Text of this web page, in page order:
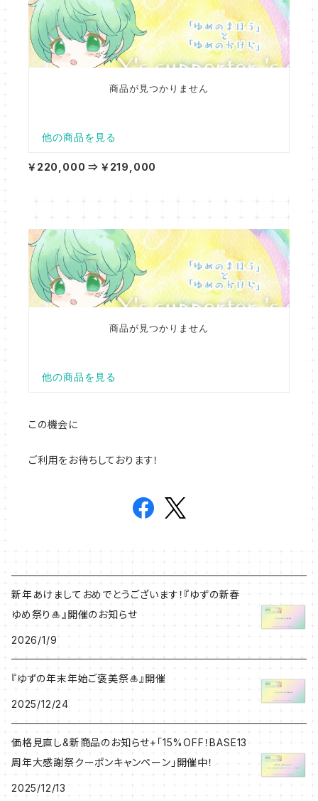
￥220,000 ⇒ ￥219,000
この機会に
ご利用をお待ちしております！
新年あけましておめでとうございます！『ゆずの新春
ゆめ祭り🎍』開催のお知らせ
2026/1/9
『ゆずの年末年始ご褒美祭🎍』開催
2025/12/24
価格見直し&新商品のお知らせ+「15%OFF！BASE13
周年大感謝祭クーポンキャンペーン」開催中！
2025/12/13